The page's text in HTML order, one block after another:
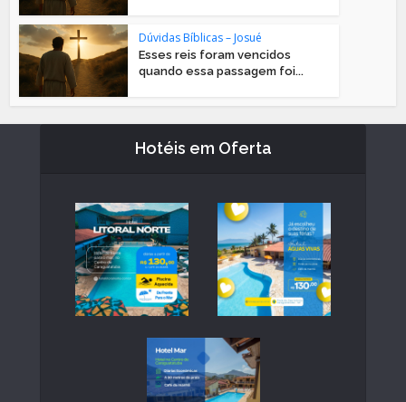
Dúvidas Bíblicas – Josué
Esses reis foram vencidos
quando essa passagem foi...
Hotéis em Oferta